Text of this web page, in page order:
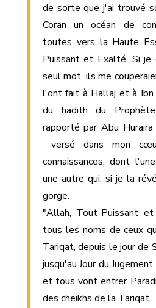
de sorte que j'ai trouvé
Coran un océan de
toutes vers la Haute
Puissant et Exalté. Si je
seul mot, ils me
l'ont fait à Hallaj et à
du hadith du
rapporté par Abu
versé dans mon
connaissances, dont
une autre qui, si je la
gorge.
"Allah, Tout-Puissant
tous les noms de ceux
Tariqat, depuis le jour de
jusqu'au Jour du
et tous vont entrer
des cheikhs de la Tariqat.